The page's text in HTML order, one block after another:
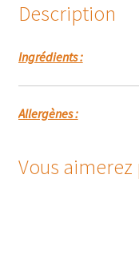
Description
Ingrédients :
Allergènes :
Vous